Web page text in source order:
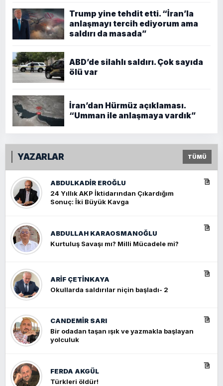
Trump yine tehdit etti. “İran’la
anlaşmayı tercih ediyorum ama
saldırı da masada”
ABD’de silahlı saldırı. Çok sayıda
ölü var
İran’dan Hürmüz açıklaması.
“Umman ile anlaşmaya vardık”
YAZARLAR TÜMÜ
ABDULKADIR EROĞLU
24 Yıllık AKP İktidarından Çıkardığım
Sonuç: İki Büyük Kavga
ABDULLAH KARAOSMANOĞLU
Kurtuluş Savaşı mı? Milli Mücadele mi?
ARIF ÇETİNKAYA
Okullarda saldırılar niçin başladı- 2
CANDEMIR SARI
Bir odadan taşan ışık ve yazmakla başlayan
yolculuk
FERDA AKGÜL
Türkleri öldür!